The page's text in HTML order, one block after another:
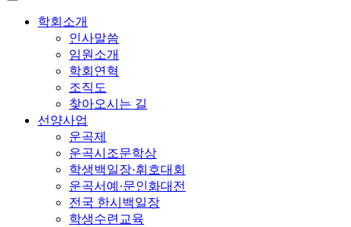
학회소개
인사말씀
임원소개
학회연혁
조직도
찾아오시는 길
선양사업
운곡제
운곡시조문학상
학생백일장·휘호대회
운곡서예·문인화대전
전국 한시백일장
학생수련교육